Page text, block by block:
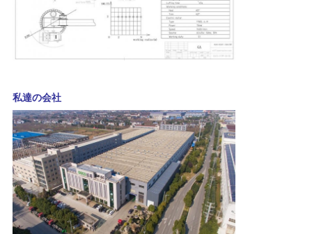
私達の会社